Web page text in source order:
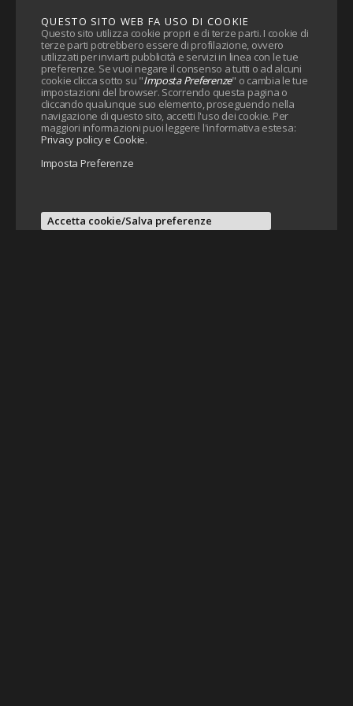
QUESTO SITO WEB FA USO DI COOKIE
Questo sito utilizza cookie propri e di terze parti. I cookie di
terze parti potrebbero essere di profilazione, ovvero
utilizzati per inviarti pubblicità e servizi in linea con le tue
preferenze. Se vuoi negare il consenso a tutti o ad alcuni
cookie clicca sotto su "Imposta Preferenze" o cambia le tue
impostazioni del browser. Scorrendo questa pagina o
cliccando qualunque suo elemento, proseguendo nella
navigazione di questo sito, accetti l'uso dei cookie. Per
maggiori informazioni puoi leggere l'informativa estesa:
Privacy policy e Cookie.
Imposta Preferenze
Accetta cookie/Salva preferenze